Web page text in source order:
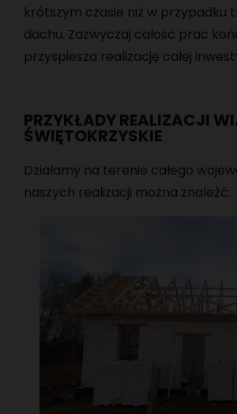
krótszym czasie niż w
dachu. Zazwyczaj całość prac
przyspiesza realizację całej
PRZYKŁADY REALIZACJI
ŚWIĘTOKRZYSKIE
Działamy na terenie całego
naszych realizacji można znaleźć: